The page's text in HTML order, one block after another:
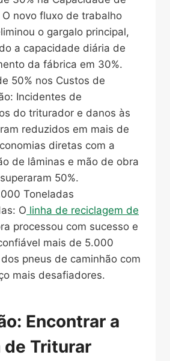
O novo fluxo de trabalho
o gargalo principal,
a capacidade diária de
da fábrica em 30%.
50% nos Custos de
Incidentes de
do triturador e danos às
reduzidos em mais de
diretas com a
de lâminas e mão de obra
50%.
Toneladas
O linha de reciclagem de
processou com sucesso e
mais de 5.000
pneus de caminhão com
mais desafiadores.
Encontrar a
de Triturar